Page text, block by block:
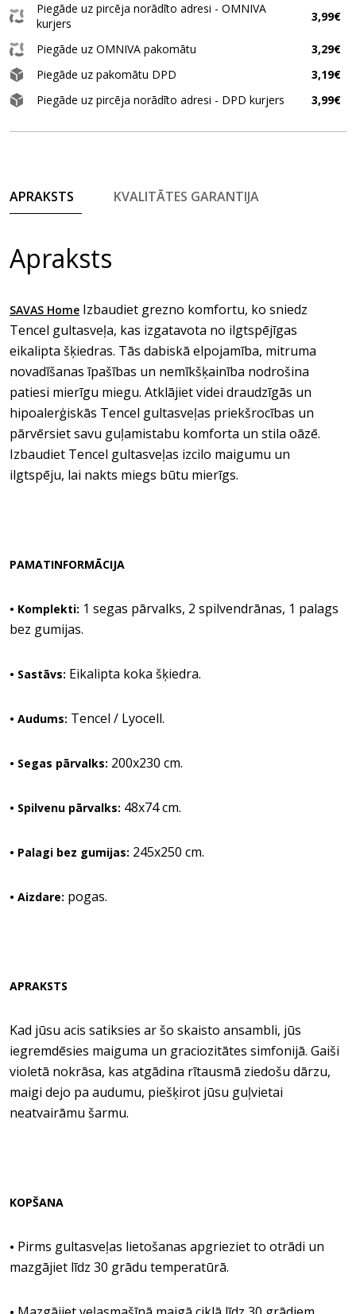
Piegāde uz pircēja norādīto adresi - OMNIVA
kurjers
3,99€
Piegāde uz OMNIVA pakomātu
3,29€
Piegāde uz pakomātu DPD
3,19€
Piegāde uz pircēja norādīto adresi - DPD kurjers
3,99€
APRAKSTS KVALITĀTES GARANTIJA
Apraksts
SAVAS Home Izbaudiet grezno komfortu, ko sniedz
Tencel gultasveļa, kas izgatavota no ilgtspējīgas
eikalipta šķiedras. Tās dabiskā elpojamība, mitruma
novadīšanas īpašības un nemīkšķainība nodrošina
patiesi mierīgu miegu. Atklājiet videi draudzīgās un
hipoalerģiskās Tencel gultasveļas priekšrocības un
pārvērsiet savu guļamistabu komforta un stila oāzē.
Izbaudiet Tencel gultasveļas izcilo maigumu un
ilgtspēju, lai nakts miegs būtu mierīgs.
PAMATINFORMĀCIJA
• Komplekti: 1 segas pārvalks, 2 spilvendrānas, 1 palags
bez gumijas.
• Sastāvs: Eikalipta koka šķiedra.
• Audums: Tencel / Lyocell.
• Segas pārvalks: 200x230 cm.
• Spilvenu pārvalks: 48x74 cm.
• Palagi bez gumijas: 245x250 cm.
• Aizdare: pogas.
APRAKSTS
Kad jūsu acis satiksies ar šo skaisto ansambli, jūs
iegremdēsies maiguma un graciozitātes simfonijā. Gaiši
violetā nokrāsa, kas atgādina rītausmā ziedošu dārzu,
maigi dejo pa audumu, piešķirot jūsu guļvietai
neatvairāmu šarmu.
KOPŠANA
• Pirms gultasveļas lietošanas apgrieziet to otrādi un
mazgājiet līdz 30 grādu temperatūrā.